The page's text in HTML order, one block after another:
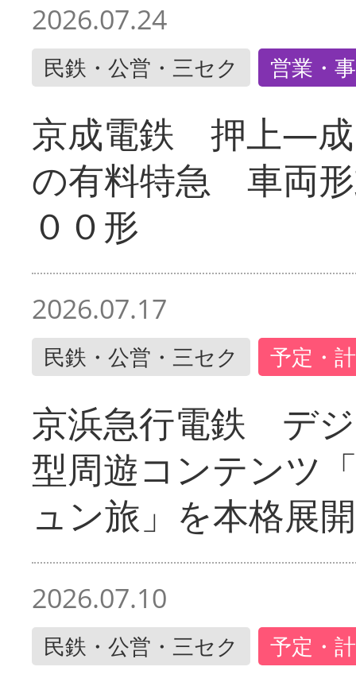
2026.07.24
民鉄・公営・三セク 営業・
京成電鉄 押上―成
の有料特急 車両
００形
2026.07.17
民鉄・公営・三セク 予定・
京浜急行電鉄 デ
型周遊コンテンツ
ュン旅」を本格展開
2026.07.10
民鉄・公営・三セク 予定・